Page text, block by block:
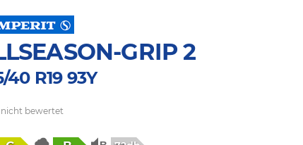
GRIP 2
40 R19 93Y
bewertet